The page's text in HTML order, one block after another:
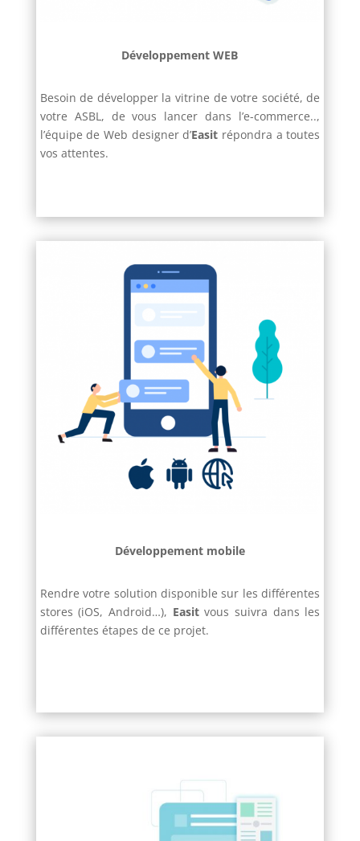
Développement WEB
Besoin de développer la vitrine de votre société, de
votre ASBL, de vous lancer dans l’e-commerce..,
l’équipe de Web designer d’Easit répondra a toutes
vos attentes.
Développement mobile
Rendre votre solution disponible sur les différentes
stores (iOS, Android…), Easitvous suivra dans les
différentes étapes de ce projet.